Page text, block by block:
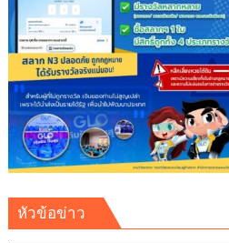
หัวข้อข่าว